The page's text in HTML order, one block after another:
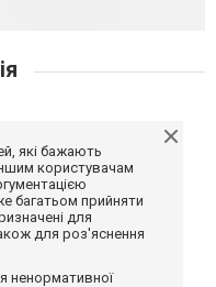
які бажають
користувачам
багатьом прийняти
для
для роз'яснення
ненормативної